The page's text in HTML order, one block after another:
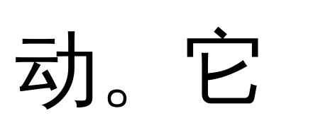
动。它